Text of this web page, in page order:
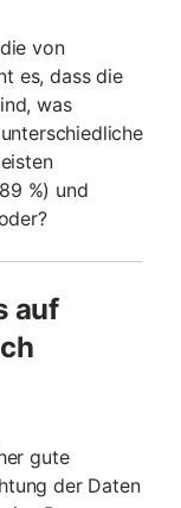
von
es, dass die
was
%) und
auf
gute
der Daten